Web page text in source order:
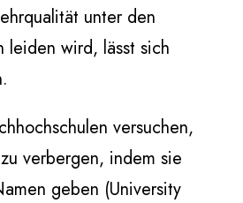
unter den
leiden wird, lässt sich
versuchen,
verbergen, indem sie
geben (University